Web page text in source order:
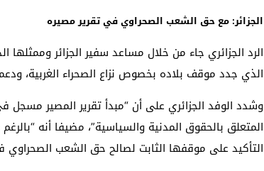
الجزائر: مع حق الشعب الصحراوي في تقرير مصيره
الرد الجزائري جاء من خلال مساعد سفير الجزائر وممثلها
الذي جدد موقف بلاده بخصوص نزاع الصحراء الغربية،
وشدد الوفد الجزائري على أن “مبدأ تقرير المصير
المتعلق بالحقوق المدنية والسياسية”، مضيفا أنه
التأكيد على موقفها الثابت لصالح حق الشعب الصحراوي